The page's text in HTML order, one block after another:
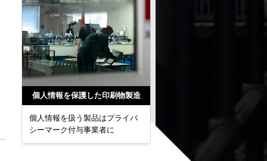
個人情報を保護した印刷物製造
個人情報を扱う製品はプライバ
シーマーク付与事業者に
宛先と情報を絞り込んだワン